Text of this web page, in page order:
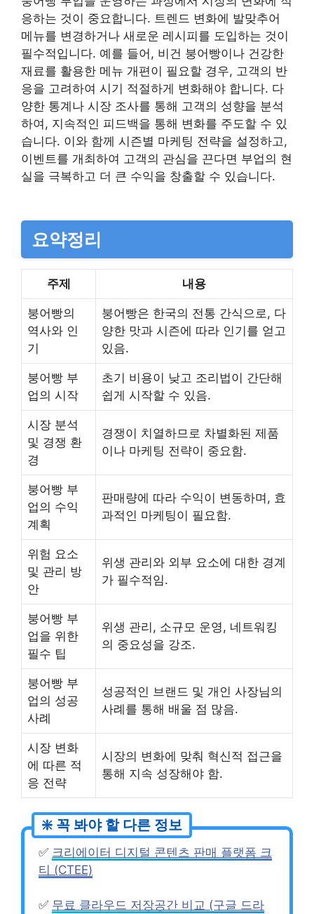
응하는 것이 중요합니다. 트렌드 변화에 발맞추어
메뉴를 변경하거나 새로운 레시피를 도입하는 것이
필수적입니다. 예를 들어, 비건 붕어빵이나 건강한
재료를 활용한 메뉴 개편이 필요할 경우, 고객의 반
응을 고려하여 시기 적절하게 변화해야 합니다. 다
양한 통계나 시장 조사를 통해 고객의 성향을 분석
하여, 지속적인 피드백을 통해 변화를 주도할 수 있
습니다. 이와 함께 시즌별 마케팅 전략을 설정하고,
이벤트를 개최하여 고객의 관심을 끈다면 부업의 현
실을 극복하고 더 큰 수익을 창출할 수 있습니다.
요약정리
주제 내용
붕어빵의
역사와 인
기
붕어빵은 한국의 전통 간식으로, 다
양한 맛과 시즌에 따라 인기를 얻고
있음.
붕어빵 부
업의 시작
초기 비용이 낮고 조리법이 간단해
쉽게 시작할 수 있음.
시장 분석
및 경쟁 환
경
경쟁이 치열하므로 차별화된 제품
이나 마케팅 전략이 중요함.
붕어빵 부
업의 수익
계획
판매량에 따라 수익이 변동하며, 효
과적인 마케팅이 필요함.
위험 요소
및 관리 방
안
위생 관리와 외부 요소에 대한 경계
가 필수적임.
붕어빵 부
업을 위한
필수 팁
위생 관리, 소규모 운영, 네트워킹
의 중요성을 강조.
붕어빵 부
업의 성공
사례
성공적인 브랜드 및 개인 사장님의
사례를 통해 배울 점 많음.
시장 변화
에 따른 적
응 전략
시장의 변화에 맞춰 혁신적 접근을
통해 지속 성장해야 함.
✅ 크리에이터 디지털 콘텐츠 판매 플랫폼 크
티 (CTEE)
✅ 무료 클라우드 저장공간 비교 (구글 드라